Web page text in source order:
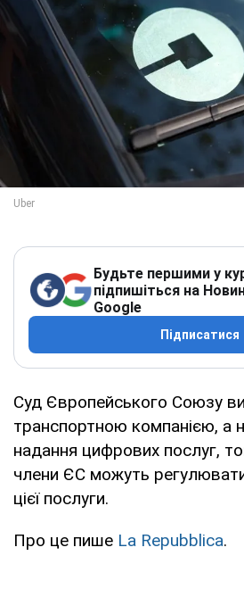
Будьте першими у
підпишіться на
Google
Підписатися
Суд Європейського Союзу
транспортною компанією, а
надання цифрових послуг,
члени ЄС можуть
цієї послуги.
Про це пише La Repubblica.